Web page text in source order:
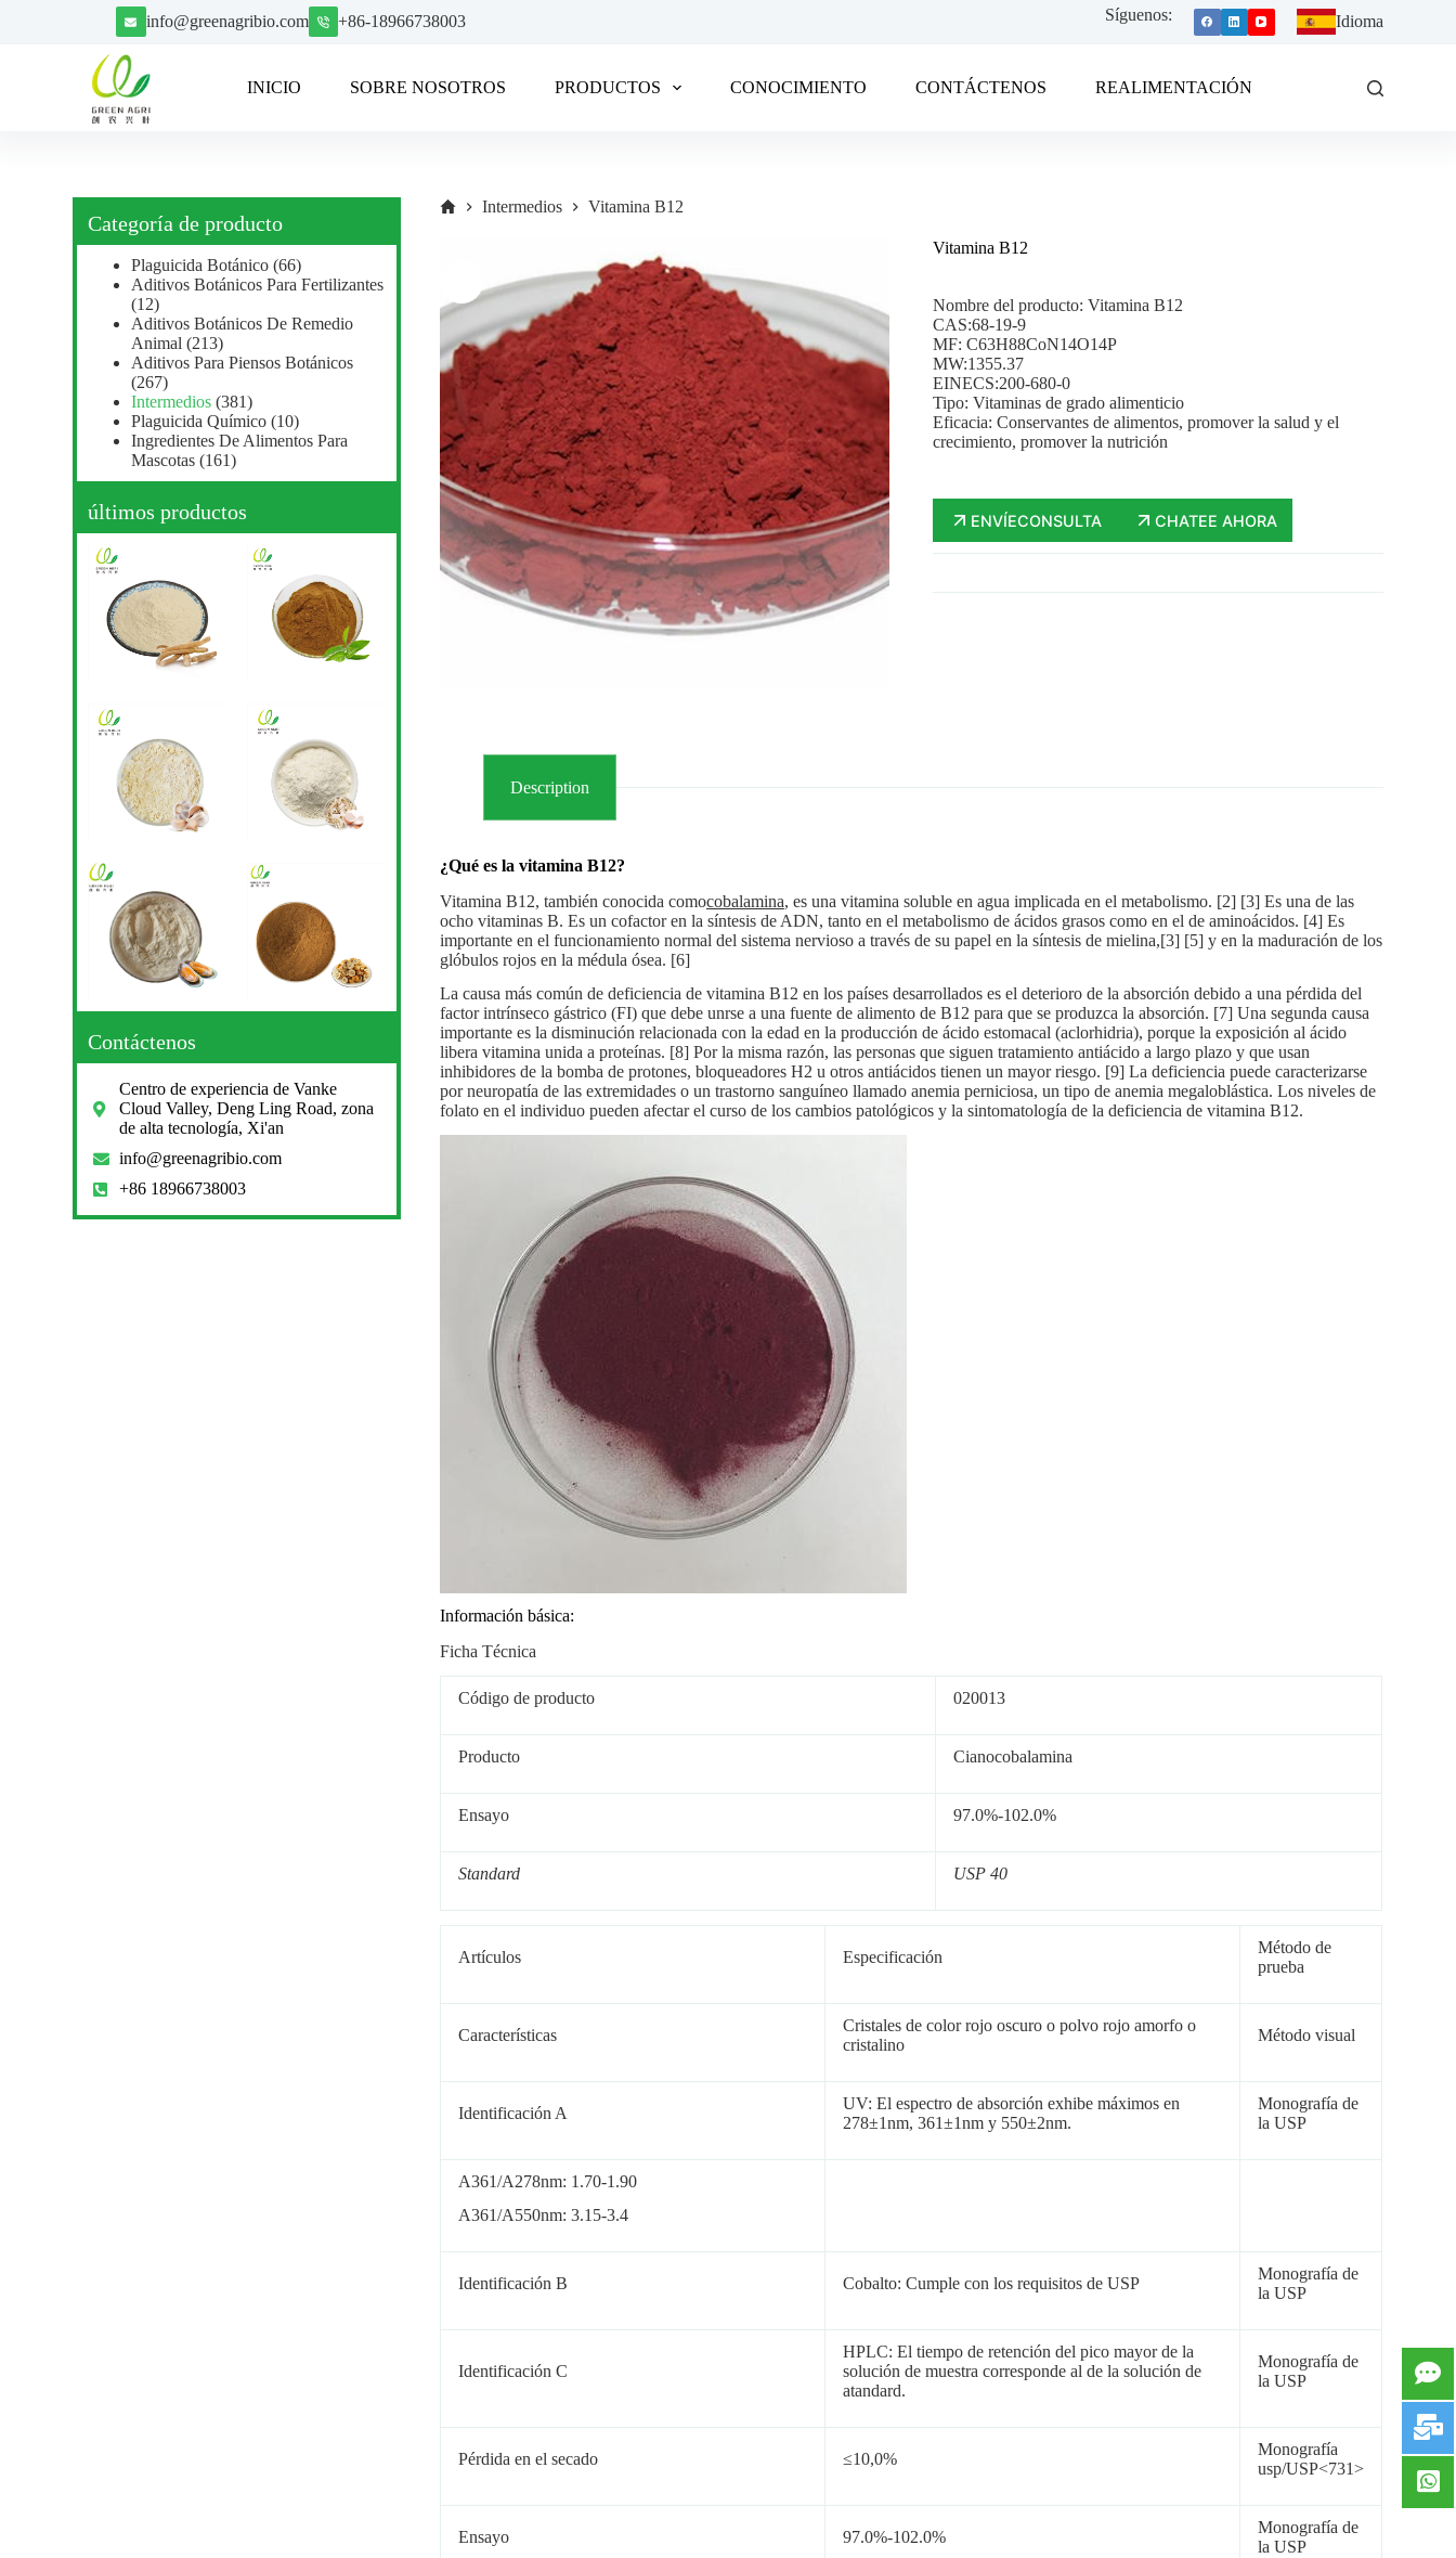
info@greenagribio.com +86-18966738003 Síguenos: Idioma
INICIO SOBRE NOSOTROS PRODUCTOS CONOCIMIENTO CONTÁCTENOS REALIMENTACIÓN
Intermedios Vitamina B12
Vitamina B12
Nombre del producto: Vitamina B12
CAS:68-19-9
MF: C63H88CoN14O14P
MW:1355.37
EINECS:200-680-0
Tipo: Vitaminas de grado alimenticio
Eficacia: Conservantes de alimentos, promover la salud y el
crecimiento, promover la nutrición
ENVÍECONSULTA CHATEE AHORA
Description
¿Qué es la vitamina B12?
Vitamina B12, también conocida comocobalamina, es una vitamina soluble en agua implicada en el metabolismo. [2] [3] Es una de las
ocho vitaminas B. Es un cofactor en la síntesis de ADN, tanto en el metabolismo de ácidos grasos como en el de aminoácidos. [4] Es
importante en el funcionamiento normal del sistema nervioso a través de su papel en la síntesis de mielina,[3] [5] y en la maduración de los
glóbulos rojos en la médula ósea. [6]
La causa más común de deficiencia de vitamina B12 en los países desarrollados es el deterioro de la absorción debido a una pérdida del
factor intrínseco gástrico (FI) que debe unrse a una fuente de alimento de B12 para que se produzca la absorción. [7] Una segunda causa
importante es la disminución relacionada con la edad en la producción de ácido estomacal (aclorhidria), porque la exposición al ácido
libera vitamina unida a proteínas. [8] Por la misma razón, las personas que siguen tratamiento antiácido a largo plazo y que usan
inhibidores de la bomba de protones, bloqueadores H2 u otros antiácidos tienen un mayor riesgo. [9] La deficiencia puede caracterizarse
por neuropatía de las extremidades o un trastorno sanguíneo llamado anemia perniciosa, un tipo de anemia megaloblástica. Los niveles de
folato en el individuo pueden afectar el curso de los cambios patológicos y la sintomatología de la deficiencia de vitamina B12.
Información básica:
Ficha Técnica
Código de producto 020013
Producto Cianocobalamina
Ensayo 97.0%-102.0%
Standard USP 40
Artículos Especificación
Método de
prueba
Características
Cristales de color rojo oscuro o polvo rojo amorfo o
cristalino
Método visual
Identificación A
UV: El espectro de absorción exhibe máximos en
278±1nm, 361±1nm y 550±2nm.
Monografía de
la USP
A361/A278nm: 1.70-1.90
A361/A550nm: 3.15-3.4
Identificación B Cobalto: Cumple con los requisitos de USP
Monografía de
la USP
Identificación C
HPLC: El tiempo de retención del pico mayor de la
solución de muestra corresponde al de la solución de
atandard.
Monografía de
la USP
Pérdida en el secado ≤10,0%
Monografía
usp/USP<731>
Ensayo 97.0%-102.0%
Monografía de
la USP
Categoría de producto
Plaguicida Botánico (66)
Aditivos Botánicos Para Fertilizantes
(12)
Aditivos Botánicos De Remedio
Animal (213)
Aditivos Para Piensos Botánicos
(267)
Intermedios (381)
Plaguicida Químico (10)
Ingredientes De Alimentos Para
Mascotas (161)
últimos productos
Contáctenos
Centro de experiencia de Vanke
Cloud Valley, Deng Ling Road, zona
de alta tecnología, Xi'an
info@greenagribio.com
+86 18966738003